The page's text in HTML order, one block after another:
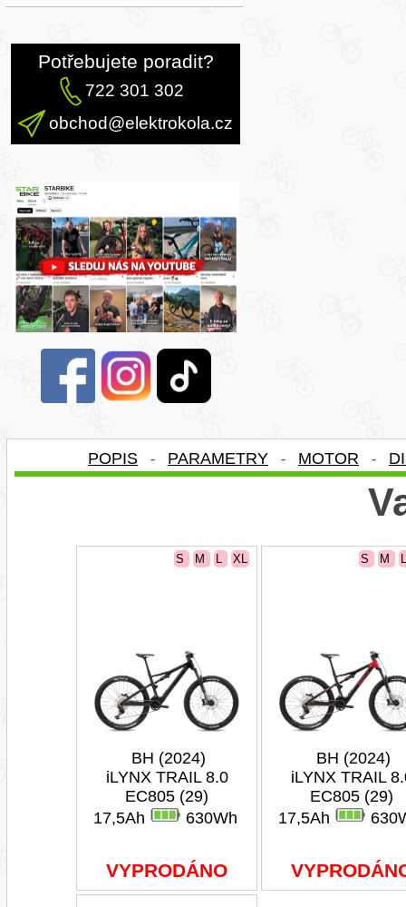
Potřebujete poradit?
722 301 302
obchod@elektrokola.cz
POPIS - PARAMETRY - MOTOR -
S M L XL
BH (2024)
iLYNX TRAIL 8.0
EC805 (29)
17,5Ah
630Wh
VYPRODÁNO
S M
BH (2024)
iLYNX TRAIL
EC805 (29)
17,5Ah